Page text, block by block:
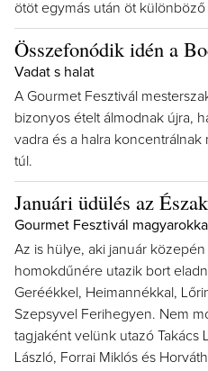
ötöt egymás után öt
Összefonódik idén a
Vadat s halat
A Gourmet Fesztivál
bizonyos ételt álmodnak újra,
vadra és a halra koncentrálnak
túl.
Januári üdülés az
Gourmet Fesztivál
Az is hülye, aki január
homokdűnére utazik bort
Geréékkel, Heimannékkal,
Szepsyvel Ferihegyen. Nem
tagjaként velünk utazó Takács
László, Forrai Miklós és